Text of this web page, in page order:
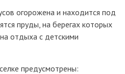
огорожена и находится под
пруды, на берегах которых
отдыха с детскими
предусмотрены: